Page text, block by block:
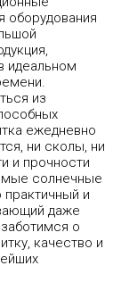
оборудования
идеальном
из
ежедневно
ни сколы, ни
и прочности
солнечные
и
даже
о
качество и